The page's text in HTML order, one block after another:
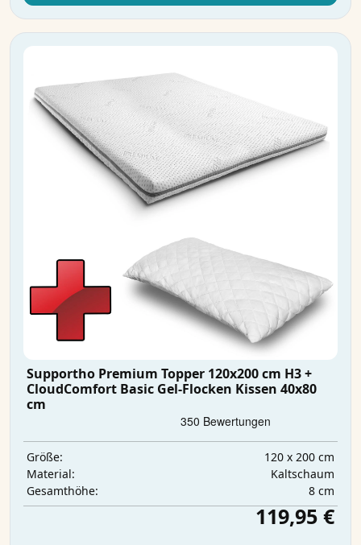
Supportho Premium Topper 120x200 cm H3 +
CloudComfort Basic Gel-Flocken Kissen 40x80
cm
Größe:
120 x 200 cm
Material:
Kaltschaum
Gesamthöhe:
8 cm
119,95 €